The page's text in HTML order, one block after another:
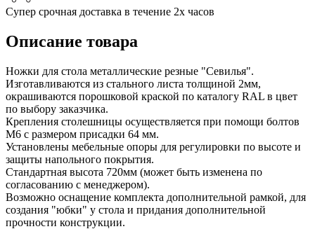
Супер срочная доставка в течение 2х часов
Описание товара
Ножки для стола металлические резные "Севилья".
Изготавливаются из стального листа толщиной 2мм,
окрашиваются порошковой краской по каталогу RAL в цвет
по выбору заказчика.
Крепления столешницы осуществляется при помощи болтов
М6 с размером присадки 64 мм.
Установлены мебельные опоры для регулировки по высоте и
защиты напольного покрытия.
Стандартная высота 720мм (может быть изменена по
согласованию с менеджером).
Возможно оснащение комплекта дополнительной рамкой, для
создания "юбки" у стола и придания дополнительной
прочности конструкции.